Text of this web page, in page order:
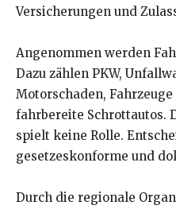
Versicherungen und
Angenommen werden
Dazu zählen PKW,
Motorschaden,
fahrbereite Schrottautos.
spielt keine Rolle.
gesetzeskonforme und
Durch die regionale